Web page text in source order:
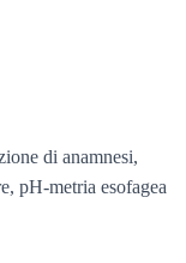
di anamnesi,
pH-metria esofagea